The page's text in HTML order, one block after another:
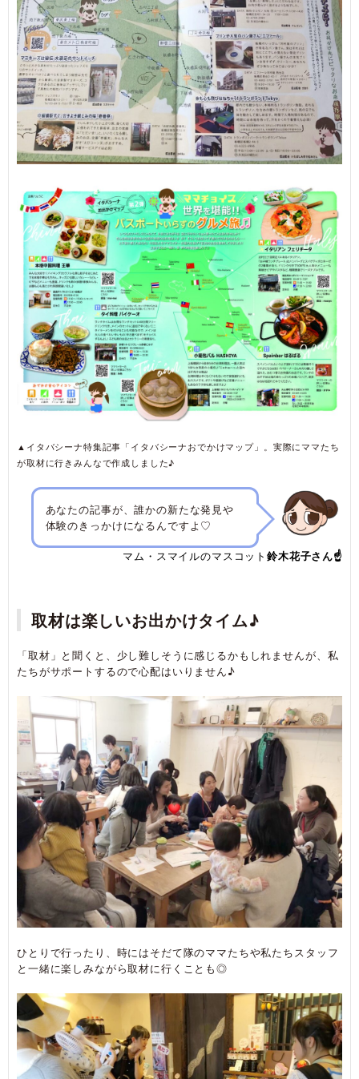
▲イタバシーナ特集記事「イタバシーナおでかけマップ」。実際にママたち
が取材に行きみんなで作成しました♪
あなたの記事が、誰かの新たな発見や
体験のきっかけになるんですよ♡
マム・スマイルのマスコット鈴木花子さん☝
取材は楽しいお出かけタイム♪
「取材」と聞くと、少し難しそうに感じるかもしれませんが、私
たちがサポートするので心配はいりません♪
ひとりで行ったり、時にはそだて隊のママたちや私たちスタッフ
と一緒に楽しみながら取材に行くことも◎